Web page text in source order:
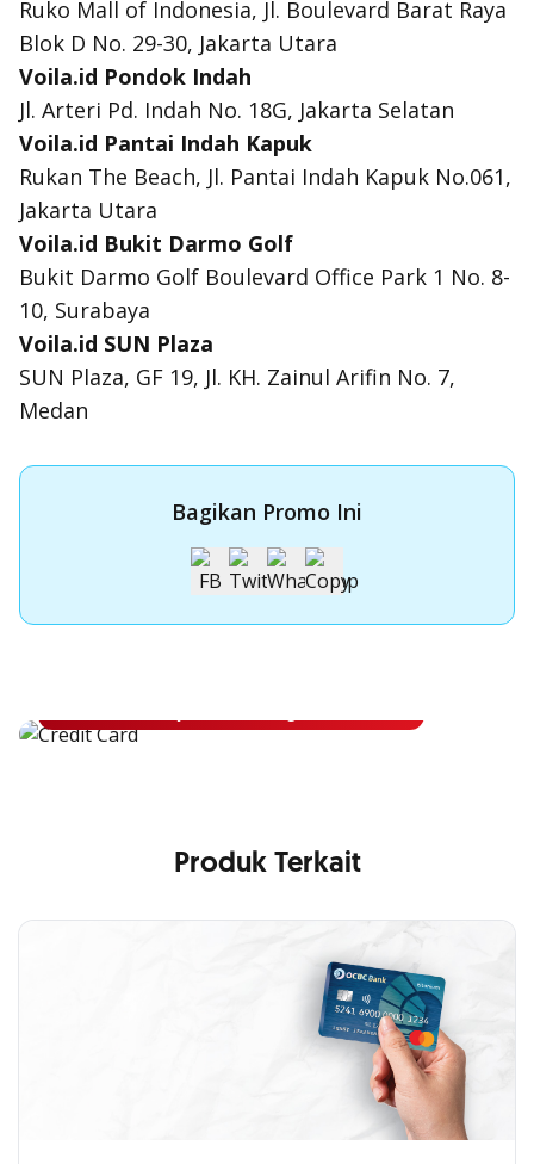
Ruko Mall of Indonesia, Jl. Boulevard Barat Raya
Blok D No. 29-30, Jakarta Utara
Voila.id Pondok Indah
Jl. Arteri Pd. Indah No. 18G, Jakarta Selatan
Voila.id Pantai Indah Kapuk
Rukan The Beach, Jl. Pantai Indah Kapuk No.061,
Jakarta Utara
Voila.id Bukit Darmo Golf
Bukit Darmo Golf Boulevard Office Park 1 No. 8-
10, Surabaya
Voila.id SUN Plaza
SUN Plaza, GF 19, Jl. KH. Zainul Arifin No. 7,
Medan
Bagikan Promo Ini
Apply Kartu Kredit OCBC
Produk Terkait